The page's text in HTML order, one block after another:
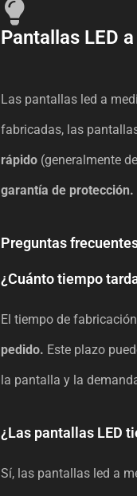
Pantallas LED
Las pantallas led a
fabricadas, las
rápido(generalmente
garantía de protección.
Preguntas
¿Cuánto tiempo
El tiempo de
pedido. Este plazo
la pantalla y la
¿Las pantallas LED
Sí, las pantallas led a